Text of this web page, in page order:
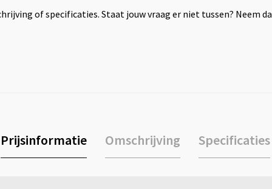
of specificaties. Staat jouw vraag er niet tussen? Neem
Prijsinformatie Omschrijving Specificaties